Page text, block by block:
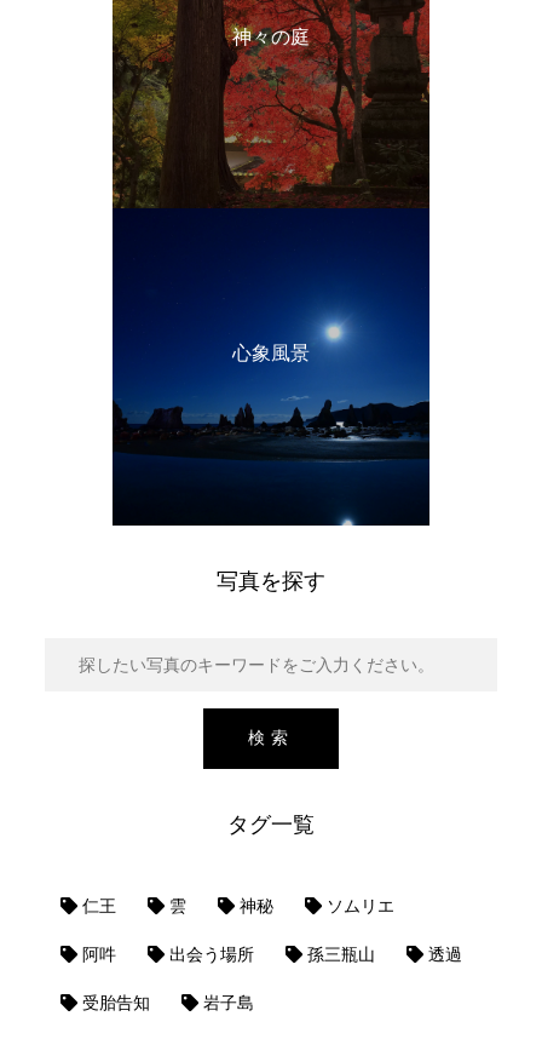
神々の庭
心象風景
写真を探す
タグ一覧
仁王 雲 神秘 ソムリエ
阿吽 出会う場所 孫三瓶山 透過
受胎告知 岩子島